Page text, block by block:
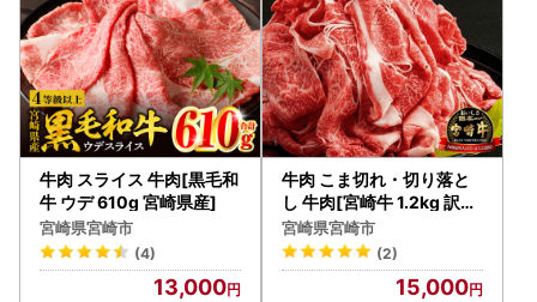
牛肉 スライス 牛肉[黒毛和
牛 ウデ 610g 宮崎県産]
宮崎県宮崎市
(4)
13,000
牛肉 こま切れ・切り落と
し 牛肉[宮崎牛 1.2kg 訳あ
り]
宮崎県宮崎市
(2)
15,000